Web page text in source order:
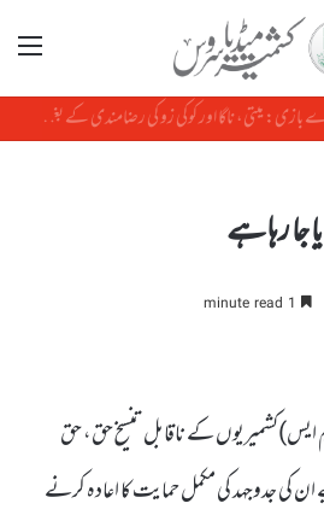
مینو
مودی حکومت کی خفیہ سودے بازی: میتی، ناگا اور کوکی زو کی رضامندی کے بغیر منی پور کی زمین کا سودا
جا رہا ہے
(کے ایم ایس)کشمیریوں کے ناقابل تنسیخ حق، حق
جدوجہد کی مکمل حمایت کا اعادہ کرنے